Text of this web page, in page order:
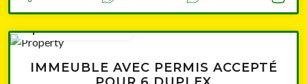
à partir de 395 000 €
IMMEUBLE AVEC PERMIS ACCEPTÉ